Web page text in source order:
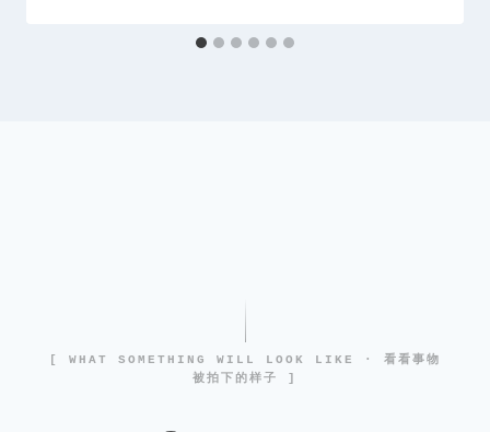
[ WHAT SOMETHING WILL LOOK LIKE · 看看事物
被拍下的样子 ]